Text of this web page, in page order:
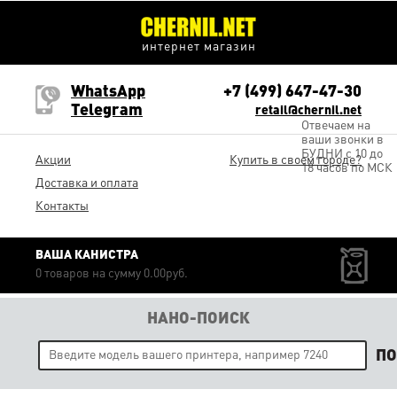
интернет магазин
Акции
Доставка и оплата
Контакты
WhatsApp
Telegram
retail@chernil.net
+7 (499) 647-47-30
Отвечаем на
ваши звонки в
БУДНИ с 10 до
18 часов по МСК
Купить в своем городе?
ВАША КАНИСТРА
0 товаров на сумму 0.00руб.
НАНО-ПОИСК